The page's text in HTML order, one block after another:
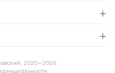
2020—2026.